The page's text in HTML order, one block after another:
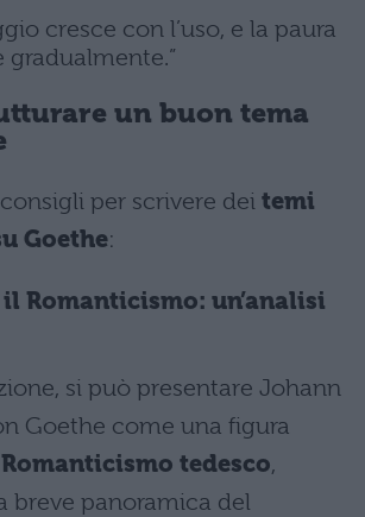
cresce con l’uso, e la paura
gradualmente.”
un buon tema
per scrivere dei temi
Goethe:
il Romanticismo: un’analisi
si può presentare Johann
Goethe come una figura
Romanticismo tedesco,
breve panoramica del